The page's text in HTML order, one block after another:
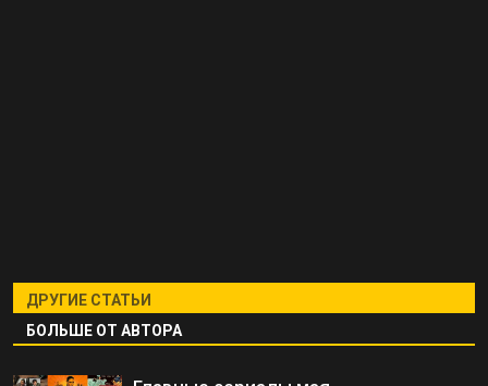
ДРУГИЕ СТАТЬИ
БОЛЬШЕ ОТ АВТОРА